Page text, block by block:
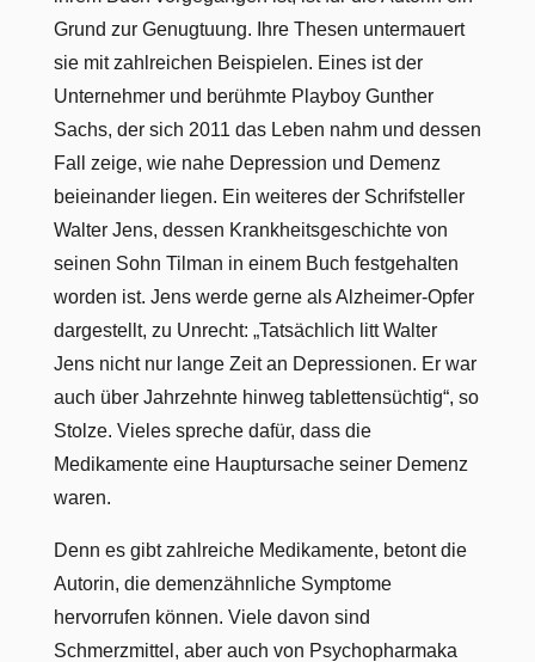
Grund zur Genugtuung. Ihre Thesen untermauert
sie mit zahlreichen Beispielen. Eines ist der
Unternehmer und berühmte Playboy Gunther
Sachs, der sich 2011 das Leben nahm und dessen
Fall zeige, wie nahe Depression und Demenz
beieinander liegen. Ein weiteres der Schrifsteller
Walter Jens, dessen Krankheitsgeschichte von
seinen Sohn Tilman in einem Buch festgehalten
worden ist. Jens werde gerne als Alzheimer-Opfer
dargestellt, zu Unrecht: „Tatsächlich litt Walter
Jens nicht nur lange Zeit an Depressionen. Er war
auch über Jahrzehnte hinweg tablettensüchtig“, so
Stolze. Vieles spreche dafür, dass die
Medikamente eine Hauptursache seiner Demenz
waren.
Denn es gibt zahlreiche Medikamente, betont die
Autorin, die demenzähnliche Symptome
hervorrufen können. Viele davon sind
Schmerzmittel, aber auch von Psychopharmaka